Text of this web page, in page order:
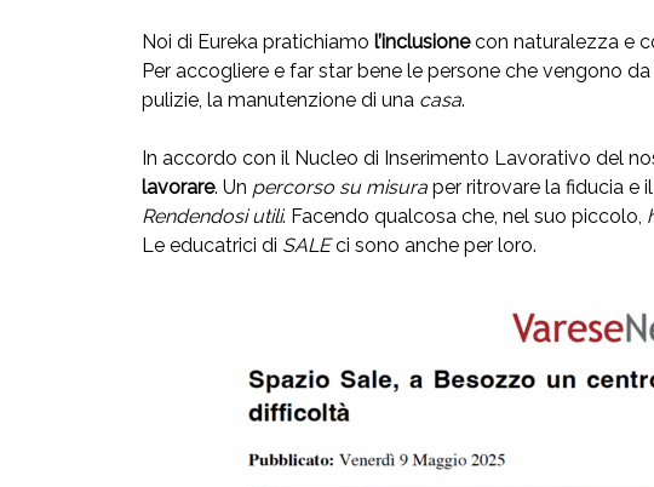
Noi di Eureka pratichiamo l’inclusionecon naturalezza e
Per accogliere e far star bene le persone che vengono
pulizie, la manutenzione di una casa.
In accordo con il Nucleo di Inserimento Lavorativo del
lavorare. Un percorso su misura per ritrovare la fiducia e
Rendendosi utili. Facendo qualcosa che, nel suo piccolo,
Le educatrici di SALEci sono anche per loro.